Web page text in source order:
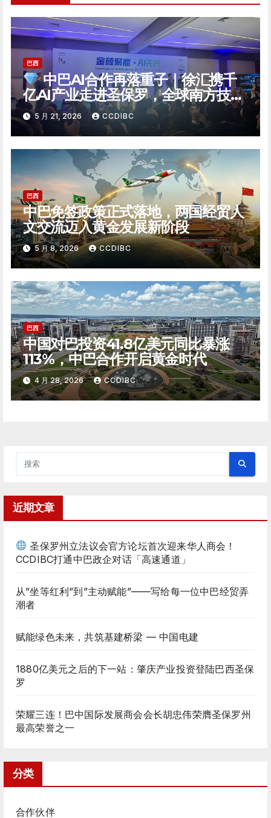
巴西
中巴AI合作再落重子｜徐汇携千
亿AI产业走进圣保罗，全球南方技术
自主迎来新支点
5 月 21, 2026 CCDIBC
巴西
中巴免签政策正式落地，两国经贸人
文交流迈入黄金发展新阶段
5 月 8, 2026 CCDIBC
巴西
中国对巴投资41.8亿美元同比暴涨
113%，中巴合作开启黄金时代
4 月 28, 2026 CCDIBC
近期文章
圣保罗州立法议会官方论坛首次迎来华人商会！
CCDIBC打通中巴政企对话「高速通道」
从”坐等红利”到”主动赋能”——写给每一位中巴经贸弄
潮者
赋能绿色未来，共筑基建桥梁 — 中国电建
1880亿美元之后的下一站：肇庆产业投资登陆巴西圣保
罗
荣耀三连！巴中国际发展商会会长胡忠伟荣膺圣保罗州
最高荣誉之一
分类
合作伙伴